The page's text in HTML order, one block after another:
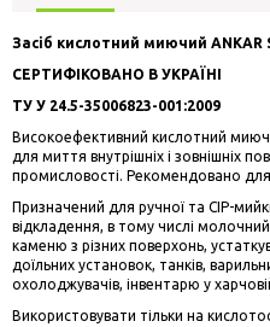
Засіб кислотний миючий ANKAR
СЕРТИФІКОВАНО В УКРАЇНІ
ТУ У 24.5-35006823-001:2009
Високоефективний кислотний
для миття внутрішніх і зовнішніх
промисловості. Рекомендовано
Призначений для ручної та СІР-
відкладення, в тому числі
каменю з різних поверхонь,
доїльних установок, танків,
охолоджувачів, інвентарю у
Використовувати тільки на